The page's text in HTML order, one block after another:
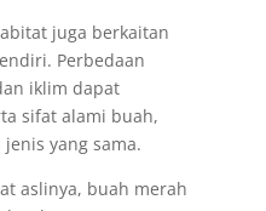
juga berkaitan
Perbedaan
iklim dapat
sifat alami buah,
yang sama.
aslinya, buah merah